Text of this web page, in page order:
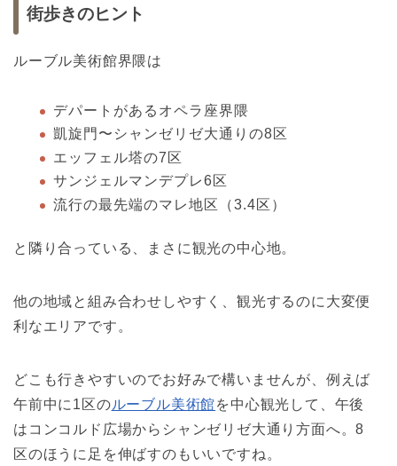
街歩きのヒント
ルーブル美術館界隈は
デパートがあるオペラ座界隈
凱旋門〜シャンゼリゼ大通りの8区
エッフェル塔の7区
サンジェルマンデプレ6区
流行の最先端のマレ地区（3.4区）
と隣り合っている、まさに観光の中心地。
他の地域と組み合わせしやすく、観光するのに大変便
利なエリアです。
どこも行きやすいのでお好みで構いませんが、例えば
午前中に1区のルーブル美術館を中心観光して、午後
はコンコルド広場からシャンゼリゼ大通り方面へ。8
区のほうに足を伸ばすのもいいですね。